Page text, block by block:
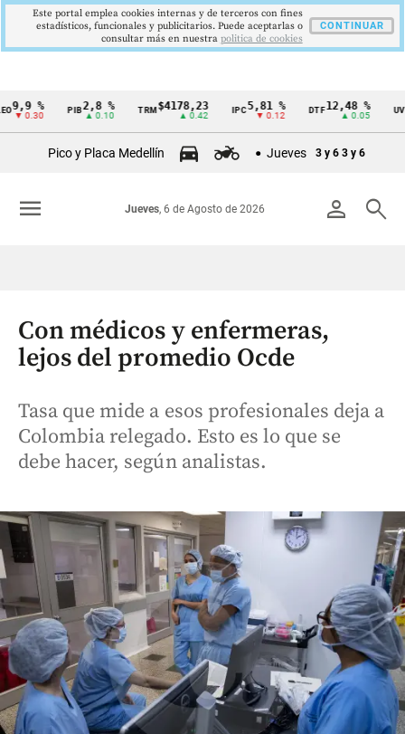
Cintillo
Colombia
% PIB 2,8 %
▲ 0.10
TRM $4178,23
▲ 0.42
IPC 5,81 %
▼ 0.12
DTF 12,48 %
▲ 0.05
UVR
Pico y Placa Medellín Jueves 3 y 6 3 y 6
person search
Jueves, 6 de Agosto de 2026
menu
Con médicos y enfermeras,
lejos del promedio Ocde
Tasa que mide a esos profesionales deja a
Colombia relegado. Esto es lo que se
debe hacer, según analistas.
Este portal emplea cookies internas y de terceros con fines
estadísticos, funcionales y publicitarios. Puede aceptarlas o
consultar más en nuestra politica de cookies
CONTINUAR